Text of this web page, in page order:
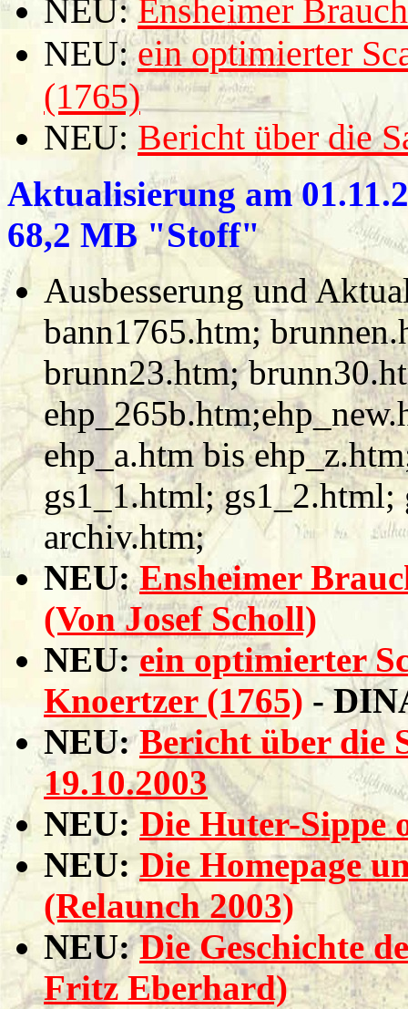
NEU:Ensheimer
NEU:ein optimierter
(1765)
NEU: Bericht über die
Aktualisierung am
68,2 MB "Stoff"
Ausbesserung und
bann1765.htm;
brunn23.htm;
ehp_a.htm bis
gs1_1.html;
archiv.htm;
NEU:Ensheimer
(Von Josef Scholl)
NEU:ein optimierter
Knoertzer (1765) -
NEU:Bericht über die
19.10.2003
NEU:Die Huter-Sippe
NEU:Die Homepage
(Relaunch 2003)
NEU:Die Geschichte
Fritz Eberhard)